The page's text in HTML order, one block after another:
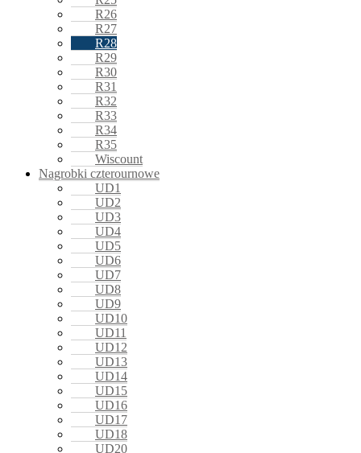
R26
R27
R28
R29
R30
R31
R32
R33
R34
R35
Wiscount
Nagrobki czterournowe
UD1
UD2
UD3
UD4
UD5
UD6
UD7
UD8
UD9
UD10
UD11
UD12
UD13
UD14
UD15
UD16
UD17
UD18
UD20